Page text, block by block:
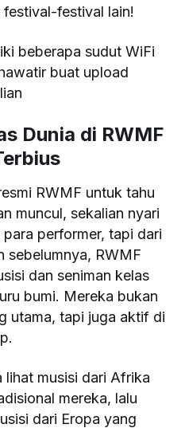
festival lain!
beberapa sudut WiFi
buat upload
Dunia di RWMF
RWMF untuk tahu
muncul, sekalian nyari
performer, tapi dari
sebelumnya, RWMF
dan seniman kelas
bumi. Mereka bukan
utama, tapi juga aktif di
lihat musisi dari Afrika
mereka, lalu
dari Eropa yang